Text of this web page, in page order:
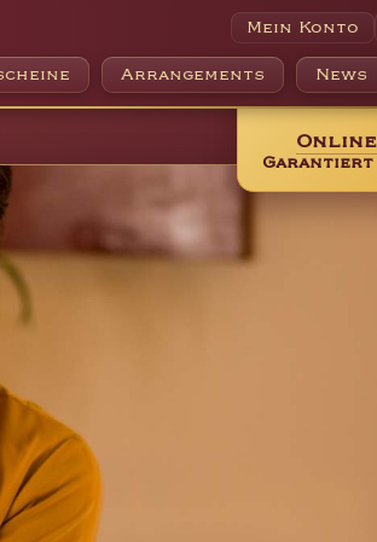
Arrangements News
Mein Konto
Garantiert